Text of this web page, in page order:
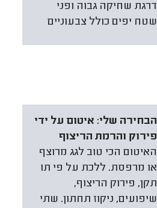
דרגת שחיקה גבוה ופני
שטח יפים כולל צבעוניים
הבחירה שלי: איטום על ידי
פירוק והרמת הריצוף
האיטום הכי טוב לגג מרוצף
או מרפסת. ללכת על פי תו
תקן, פירוק הריצוף,
שיפועים, ניקוז תחתון. שתי